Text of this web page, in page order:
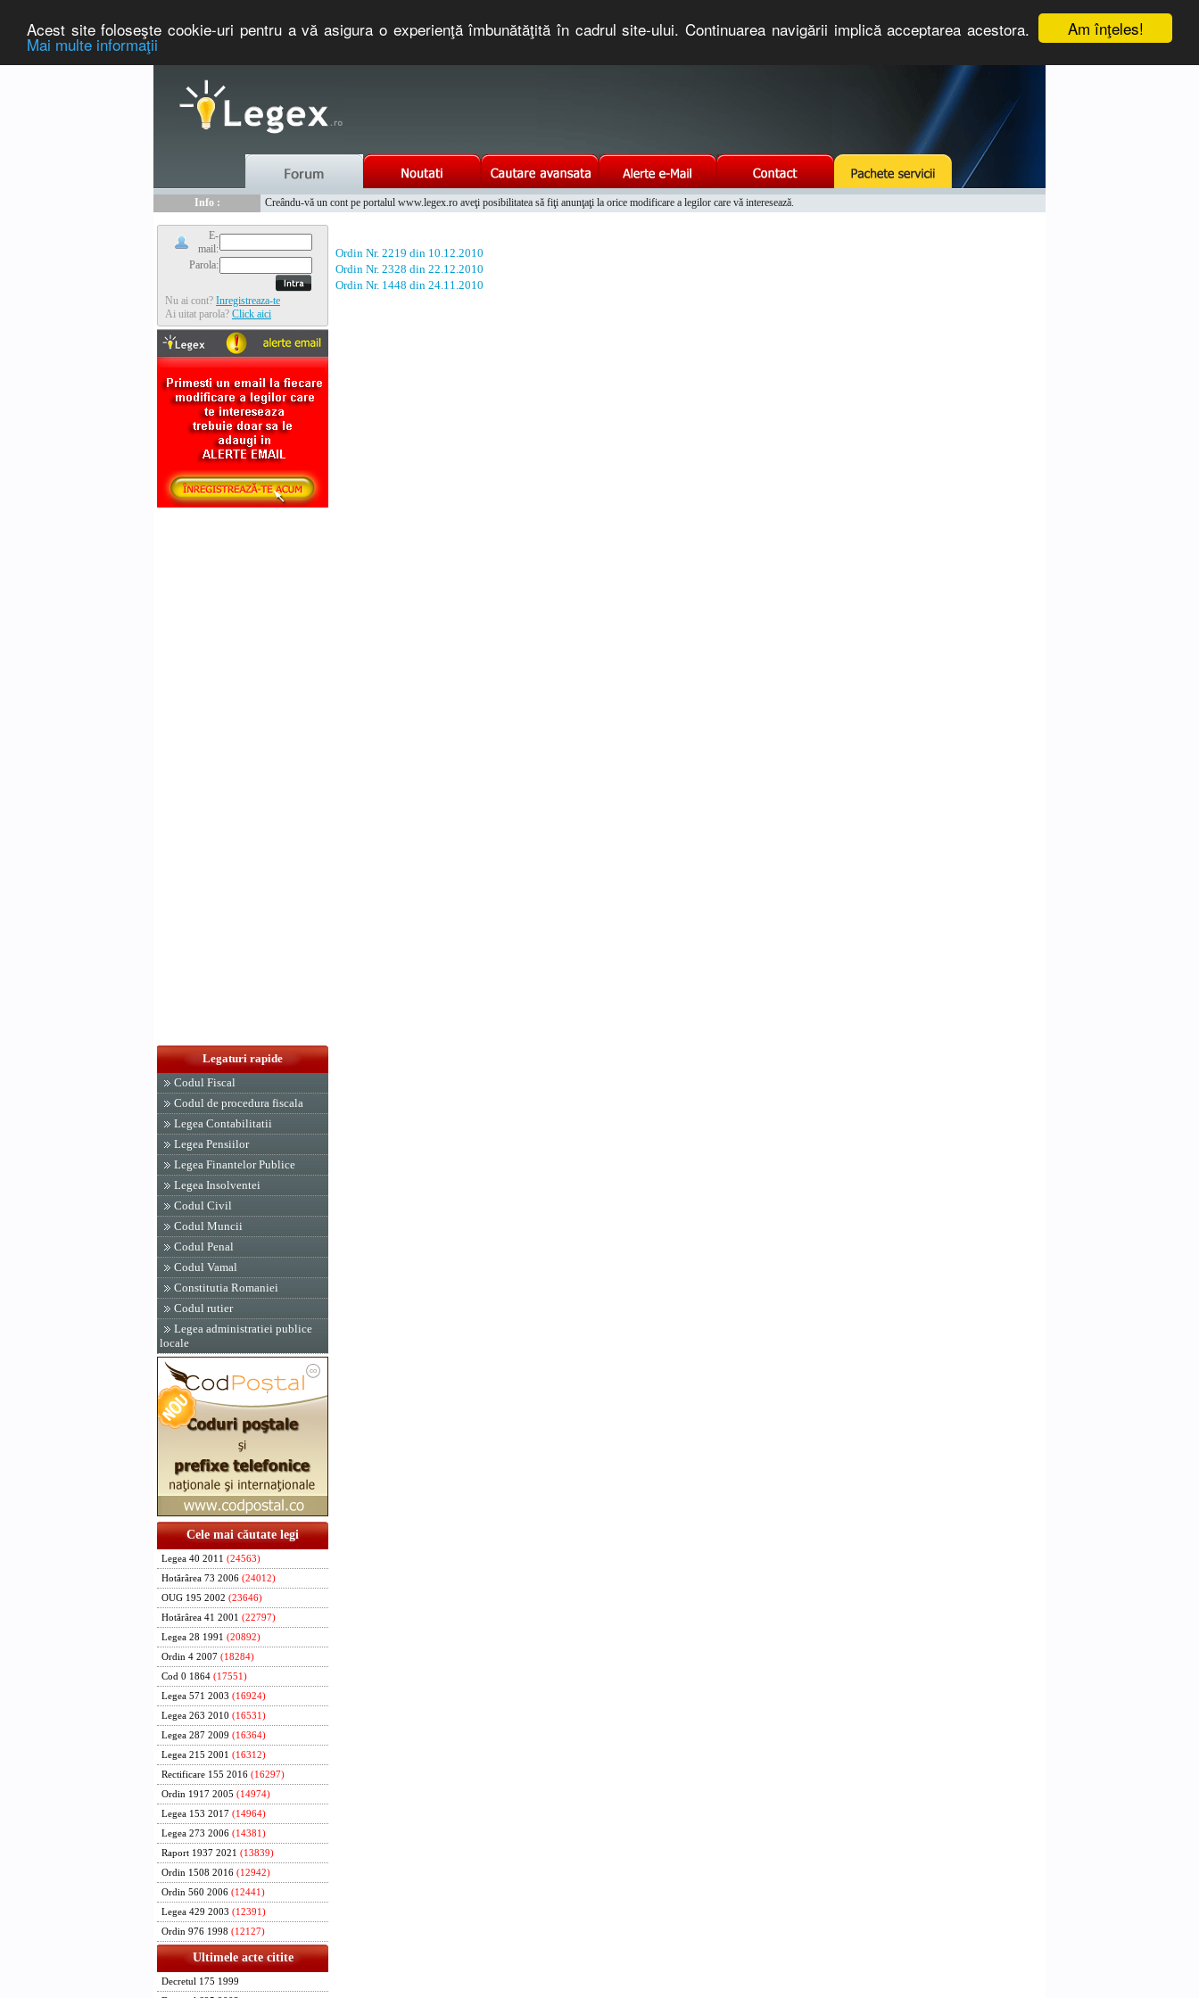
Am înţeles!
Acest site foloseşte cookie-uri pentru a vă asigura o experienţă îmbunătăţită în cadrul site-ului. Continuarea navigării implică acceptarea acestora.
Mai multe informaţii
Info :
Creându-vă un cont pe portalul www.legex.ro aveţi posibilitatea să fiţi anunţaţi la orice modificare a legilor care vă interesează.
E-
mail:
Parola:
Nu ai cont? Inregistreaza-te
Ai uitat parola? Click aici
Legaturi rapide
Codul Fiscal
Codul de procedura fiscala
Legea Contabilitatii
Legea Pensiilor
Legea Finantelor Publice
Legea Insolventei
Codul Civil
Codul Muncii
Codul Penal
Codul Vamal
Constitutia Romaniei
Codul rutier
Legea administratiei publice
locale
Cele mai căutate legi
Legea 40 2011 (24563)
Hotărârea 73 2006 (24012)
OUG 195 2002 (23646)
Hotărârea 41 2001 (22797)
Legea 28 1991 (20892)
Ordin 4 2007 (18284)
Cod 0 1864 (17551)
Legea 571 2003 (16924)
Legea 263 2010 (16531)
Legea 287 2009 (16364)
Legea 215 2001 (16312)
Rectificare 155 2016 (16297)
Ordin 1917 2005 (14974)
Legea 153 2017 (14964)
Legea 273 2006 (14381)
Raport 1937 2021 (13839)
Ordin 1508 2016 (12942)
Ordin 560 2006 (12441)
Legea 429 2003 (12391)
Ordin 976 1998 (12127)
Ultimele acte citite
Decretul 175 1999
Ordin Nr. 2219 din 10.12.2010
Ordin Nr. 2328 din 22.12.2010
Ordin Nr. 1448 din 24.11.2010